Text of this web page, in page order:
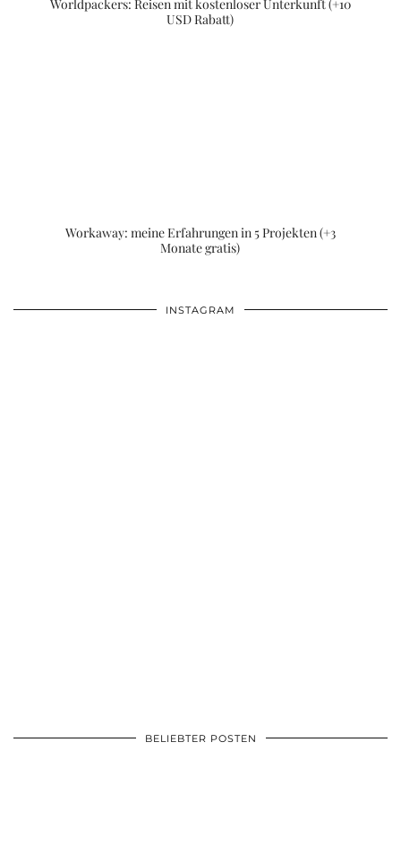
Worldpackers: Reisen mit kostenloser Unterkunft (+10
USD Rabatt)
Workaway: meine Erfahrungen in 5 Projekten (+3
Monate gratis)
INSTAGRAM
BELIEBTER POSTEN